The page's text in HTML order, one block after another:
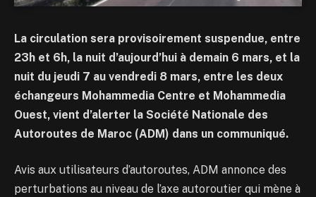
La circulation sera provisoirement suspendue, entre
23h et 6h, la nuit d’aujourd’hui à demain 6 mars, et la
nuit du jeudi 7 au vendredi 8 mars, entre les deux
échangeurs Mohammedia Centre et Mohammedia
Ouest, vient d’alerter la Société Nationale des
Autoroutes de Maroc (ADM) dans un communiqué.
Avis aux utilisateurs d’autoroutes, ADM annonce des
perturbations au niveau de l’axe autoroutier qui mène à